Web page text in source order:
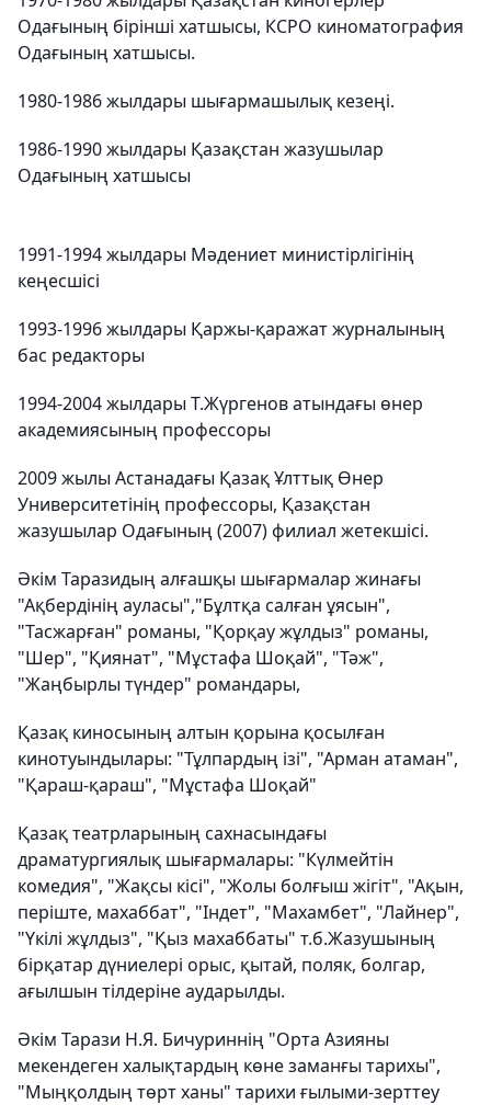
Одағының бірінші хатшысы, КСРО киноматография
Одағының хатшысы.
1980-1986 жылдары шығармашылық кезеңі.
1986-1990 жылдары Қазақстан жазушылар
Одағының хатшысы
1991-1994 жылдары Мәдениет министірлігінің
кеңесшісі
1993-1996 жылдары Қаржы-қаражат журналының
бас редакторы
1994-2004 жылдары Т.Жүргенов атындағы өнер
академиясының профессоры
2009 жылы Астанадағы Қазақ Ұлттық Өнер
Университетінің профессоры, Қазақстан
жазушылар Одағының (2007) филиал жетекшісі.
Әкім Таразидың алғашқы шығармалар жинағы
"Ақбердінің ауласы","Бұлтқа салған ұясын",
"Тасжарған" романы, "Қорқау жұлдыз" романы,
"Шер", "Қиянат", "Мұстафа Шоқай", "Тәж",
"Жаңбырлы түндер" романдары,
Қазақ киносының алтын қорына қосылған
кинотуындылары: "Тұлпардың ізі", "Арман атаман",
"Қараш-қараш", "Мұстафа Шоқай"
Қазақ театрларының сахнасындағы
драматургиялық шығармалары: "Күлмейтін
комедия", "Жақсы кісі", "Жолы болғыш жігіт", "Ақын,
періште, махаббат", "Індет", "Махамбет", "Лайнер",
"Үкілі жұлдыз", "Қыз махаббаты" т.б.Жазушының
бірқатар дүниелері орыс, қытай, поляк, болгар,
ағылшын тілдеріне аударылды.
Әкім Тарази Н.Я. Бичуриннің "Орта Азияны
мекендеген халықтардың көне заманғы тарихы",
"Мыңқолдың төрт ханы" тарихи ғылыми-зерттеу